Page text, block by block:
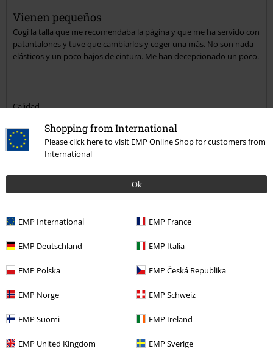
Shopping from International
Please click here to visit EMP Online Shop for customers from
International
Ok
EMP International EMP France
EMP Deutschland EMP Italia
EMP Polska EMP Česká Republika
EMP Norge EMP Schweiz
EMP Suomi EMP Ireland
EMP United Kingdom EMP Sverige
Vienen pequeños
Cogí la talla que me recomendaba la página y que me ha servido con
patantalones y tuve que cambiarlos y coger una más. No son nada
elásticos y un poco bajos de cintura. Me han decepcionado un poco.
Calidad
Diseño
3
Ajuste
¿Te ha sido útil esta opinión?
Última visita